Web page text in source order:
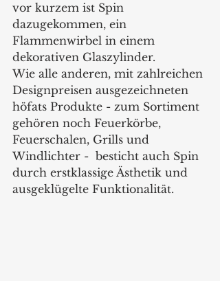
vor kurzem ist Spin
dazugekommen, ein
Flammenwirbel in einem
dekorativen Glaszylinder.
Wie alle anderen, mit zahlreichen
Designpreisen ausgezeichneten
höfats Produkte - zum Sortiment
gehören noch Feuerkörbe,
Feuerschalen, Grills und
Windlichter -  besticht auch Spin
durch erstklassige Ästhetik und
ausgeklügelte Funktio­nalität.